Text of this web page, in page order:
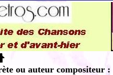
ou auteur compositeur :